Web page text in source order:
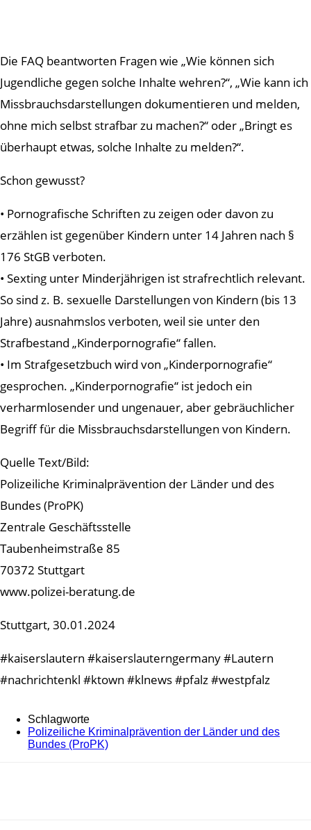
Die FAQ beantworten Fragen wie „Wie können sich
Jugendliche gegen solche Inhalte wehren?“, „Wie kann ich
Missbrauchsdarstellungen dokumentieren und melden,
ohne mich selbst strafbar zu machen?“ oder „Bringt es
überhaupt etwas, solche Inhalte zu melden?“.
Schon gewusst?
• Pornografische Schriften zu zeigen oder davon zu
erzählen ist gegenüber Kindern unter 14 Jahren nach §
176 StGB verboten.
• Sexting unter Minderjährigen ist strafrechtlich relevant.
So sind z. B. sexuelle Darstellungen von Kindern (bis 13
Jahre) ausnahmslos verboten, weil sie unter den
Strafbestand „Kinderpornografie“ fallen.
• Im Strafgesetzbuch wird von „Kinderpornografie“
gesprochen. „Kinderpornografie“ ist jedoch ein
verharmlosender und ungenauer, aber gebräuchlicher
Begriff für die Missbrauchsdarstellungen von Kindern.
Quelle Text/Bild:
Polizeiliche Kriminalprävention der Länder und des
Bundes (ProPK)
Zentrale Geschäftsstelle
Taubenheimstraße 85
70372 Stuttgart
www.polizei-beratung.de
Stuttgart, 30.01.2024
#kaiserslautern #kaiserslauterngermany #Lautern
#nachrichtenkl #ktown #klnews #pfalz #westpfalz
Schlagworte
Polizeiliche Kriminalprävention der Länder und des
Bundes (ProPK)